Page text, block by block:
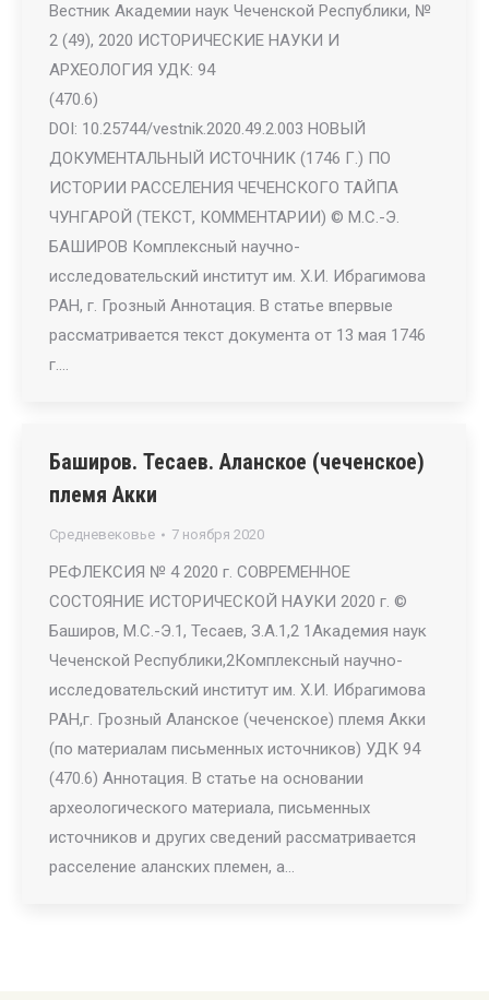
Вестник Академии наук Чеченской Республики, №
2 (49), 2020 ИСТОРИЧЕСКИЕ НАУКИ И
АРХЕОЛОГИЯ УДК: 94
(470.6)
DOI: 10.25744/vestnik.2020.49.2.003 НОВЫЙ
ДОКУМЕНТАЛЬНЫЙ ИСТОЧНИК (1746 Г.) ПО
ИСТОРИИ РАССЕЛЕНИЯ ЧЕЧЕНСКОГО ТАЙПА
ЧУНГАРОЙ (ТЕКСТ, КОММЕНТАРИИ) © М.С.-Э.
БАШИРОВ Комплексный научно-
исследовательский институт им. Х.И. Ибрагимова
РАН, г. Грозный Аннотация. В статье впервые
рассматривается текст документа от 13 мая 1746
г.…
Баширов. Тесаев. Аланское (чеченское)
племя Акки
Средневековье 7 ноября 2020
РЕФЛЕКСИЯ № 4 2020 г. СОВРЕМЕННОЕ
СОСТОЯНИЕ ИСТОРИЧЕСКОЙ НАУКИ 2020 г. ©
Баширов, М.С.-Э.1, Тесаев, З.А.1,2 1Академия наук
Чеченской Республики,2Комплексный научно-
исследовательский институт им. Х.И. Ибрагимова
РАН,г. Грозный Аланское (чеченское) племя Акки
(по материалам письменных источников) УДК 94
(470.6) Аннотация. В статье на основании
археологического материала, письменных
источников и других сведений рассматривается
расселение аланских племен, а…